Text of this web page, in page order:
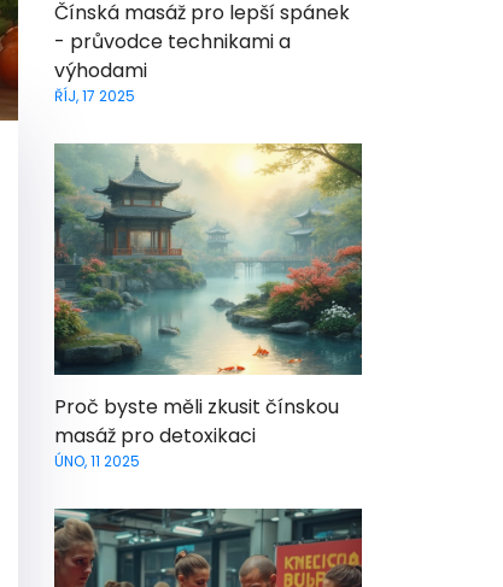
Čínská masáž pro lepší spánek
- průvodce technikami a
výhodami
ŘÍJ, 17 2025
Proč byste měli zkusit čínskou
masáž pro detoxikaci
ÚNO, 11 2025